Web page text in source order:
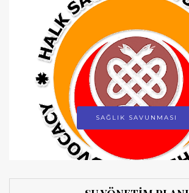
SAĞLIK SAVUNMASI